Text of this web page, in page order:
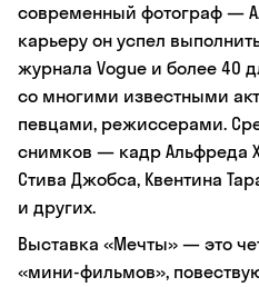
современный фотограф —
карьеру он успел
журнала Vogue и более 40
со многими известными
певцами, режиссерами.
снимков — кадр Альфреда
Стива Джобса, Квентина
и других.
Выставка «Мечты» — это
«мини-фильмов»,